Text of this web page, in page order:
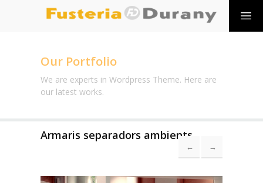
Our Portfolio
We are experts in Wordpress Theme. Here are
our latest works.
Armaris separadors ambients
→
←